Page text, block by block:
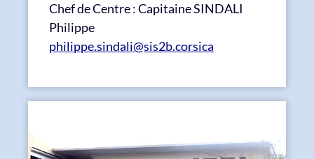
Chef de Centre : Capitaine SINDALI
Philippe
philippe.sindali@sis2b.corsica